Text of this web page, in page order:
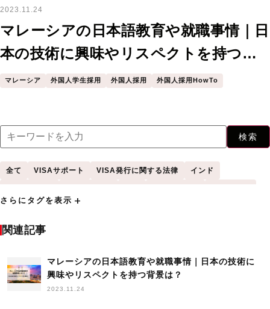
2023.11.24
マレーシアの日本語教育や就職事情｜日
本の技術に興味やリスペクトを持つ背
景は？
マレーシア 外国人学生採用 外国人採用 外国人採用HowTo
検索
全て VISAサポート VISA発行に関する法律 インド
プレスリリース ベトナム
入国管理に関する法律
外国人採用HowTo 外国人材 外国人材受け入れ 手続き 採用
新卒採用 日本語学習 杉田昌平 海外の就活事情
さらにタグを表示 add
関連記事
マレーシアの日本語教育や就職事情｜日本の技術に
興味やリスペクトを持つ背景は？
2023.11.24